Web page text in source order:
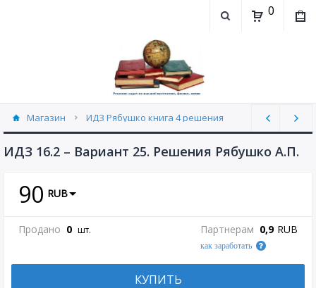
0
Магазин
ИДЗ Рябушко книга 4 решения
ИДЗ 16.2 часть 4 Рябушко (30)
ИДЗ 16.2 – Вариант 25. Решения Рябушко А.П.
90 RUB
Продано 0 шт. Партнерам 0,9 RUB
как заработать
КУПИТЬ